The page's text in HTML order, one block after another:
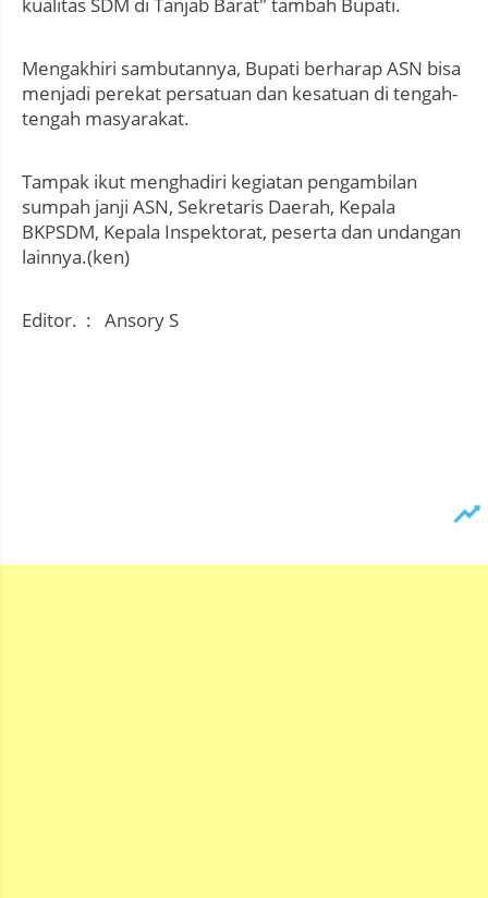
kualitas SDM di Tanjab Barat" tambah Bupati.
Mengakhiri sambutannya, Bupati berharap ASN bisa
menjadi perekat persatuan dan kesatuan di tengah-
tengah masyarakat.
Tampak ikut menghadiri kegiatan pengambilan
sumpah janji ASN, Sekretaris Daerah, Kepala
BKPSDM, Kepala Inspektorat, peserta dan undangan
lainnya.(ken)
Editor. : Ansory S